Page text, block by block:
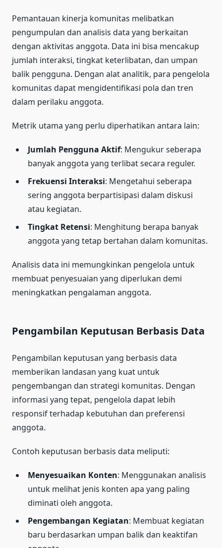
Pemantauan kinerja komunitas melibatkan
pengumpulan dan analisis data yang berkaitan
dengan aktivitas anggota. Data ini bisa mencakup
jumlah interaksi, tingkat keterlibatan, dan umpan
balik pengguna. Dengan alat analitik, para pengelola
komunitas dapat mengidentifikasi pola dan tren
dalam perilaku anggota.
Metrik utama yang perlu diperhatikan antara lain:
Jumlah Pengguna Aktif: Mengukur seberapa
banyak anggota yang terlibat secara reguler.
Frekuensi Interaksi: Mengetahui seberapa
sering anggota berpartisipasi dalam diskusi
atau kegiatan.
Tingkat Retensi: Menghitung berapa banyak
anggota yang tetap bertahan dalam komunitas.
Analisis data ini memungkinkan pengelola untuk
membuat penyesuaian yang diperlukan demi
meningkatkan pengalaman anggota.
Pengambilan Keputusan Berbasis Data
Pengambilan keputusan yang berbasis data
memberikan landasan yang kuat untuk
pengembangan dan strategi komunitas. Dengan
informasi yang tepat, pengelola dapat lebih
responsif terhadap kebutuhan dan preferensi
anggota.
Contoh keputusan berbasis data meliputi:
Menyesuaikan Konten: Menggunakan analisis
untuk melihat jenis konten apa yang paling
diminati oleh anggota.
Pengembangan Kegiatan: Membuat kegiatan
baru berdasarkan umpan balik dan keaktifan